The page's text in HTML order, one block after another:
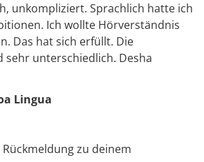
unkompliziert. Sprachlich hatte ich
Ich wollte Hörverständnis
Das hat sich erfüllt. Die
sehr unterschiedlich. Desha
Lingua
zu deinem